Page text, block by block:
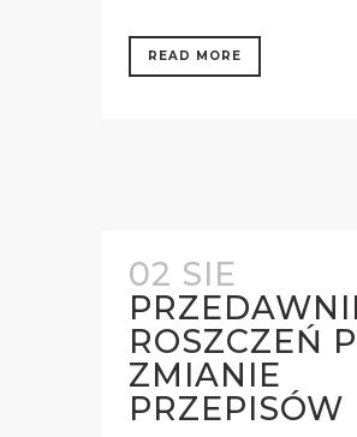
READ MORE
02 SIE
ROSZCZEŃ
ZMIANIE
PRZEPISÓW